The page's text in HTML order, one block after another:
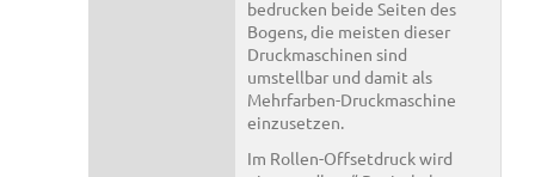
bedrucken beide Seiten des
Bogens, die meisten dieser
Druckmaschinen sind
umstellbar und damit als
Mehrfarben-Druckmaschine
einzusetzen.
Im Rollen-Offsetdruck wird